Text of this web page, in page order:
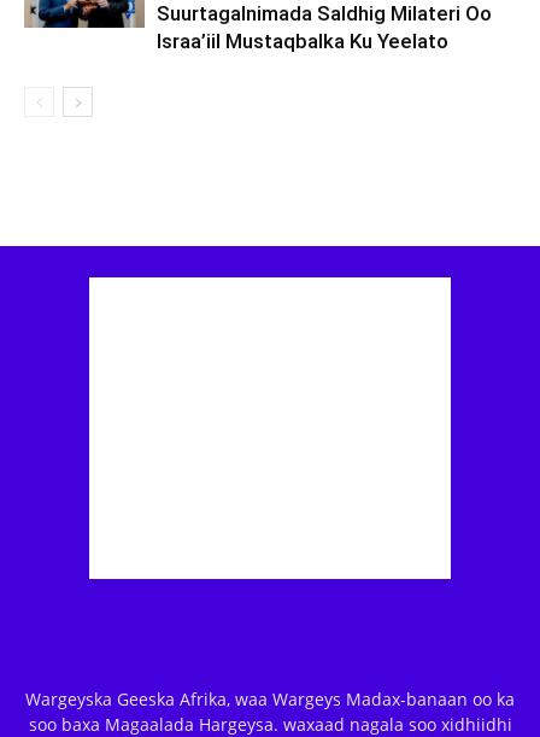
Suurtagalnimada Saldhig Milateri Oo
Israa’iil Mustaqbalka Ku Yeelato
Wargeyska Geeska Afrika, waa Wargeys Madax-banaan oo ka
soo baxa Magaalada Hargeysa. waxaad nagala soo xidhiidhi